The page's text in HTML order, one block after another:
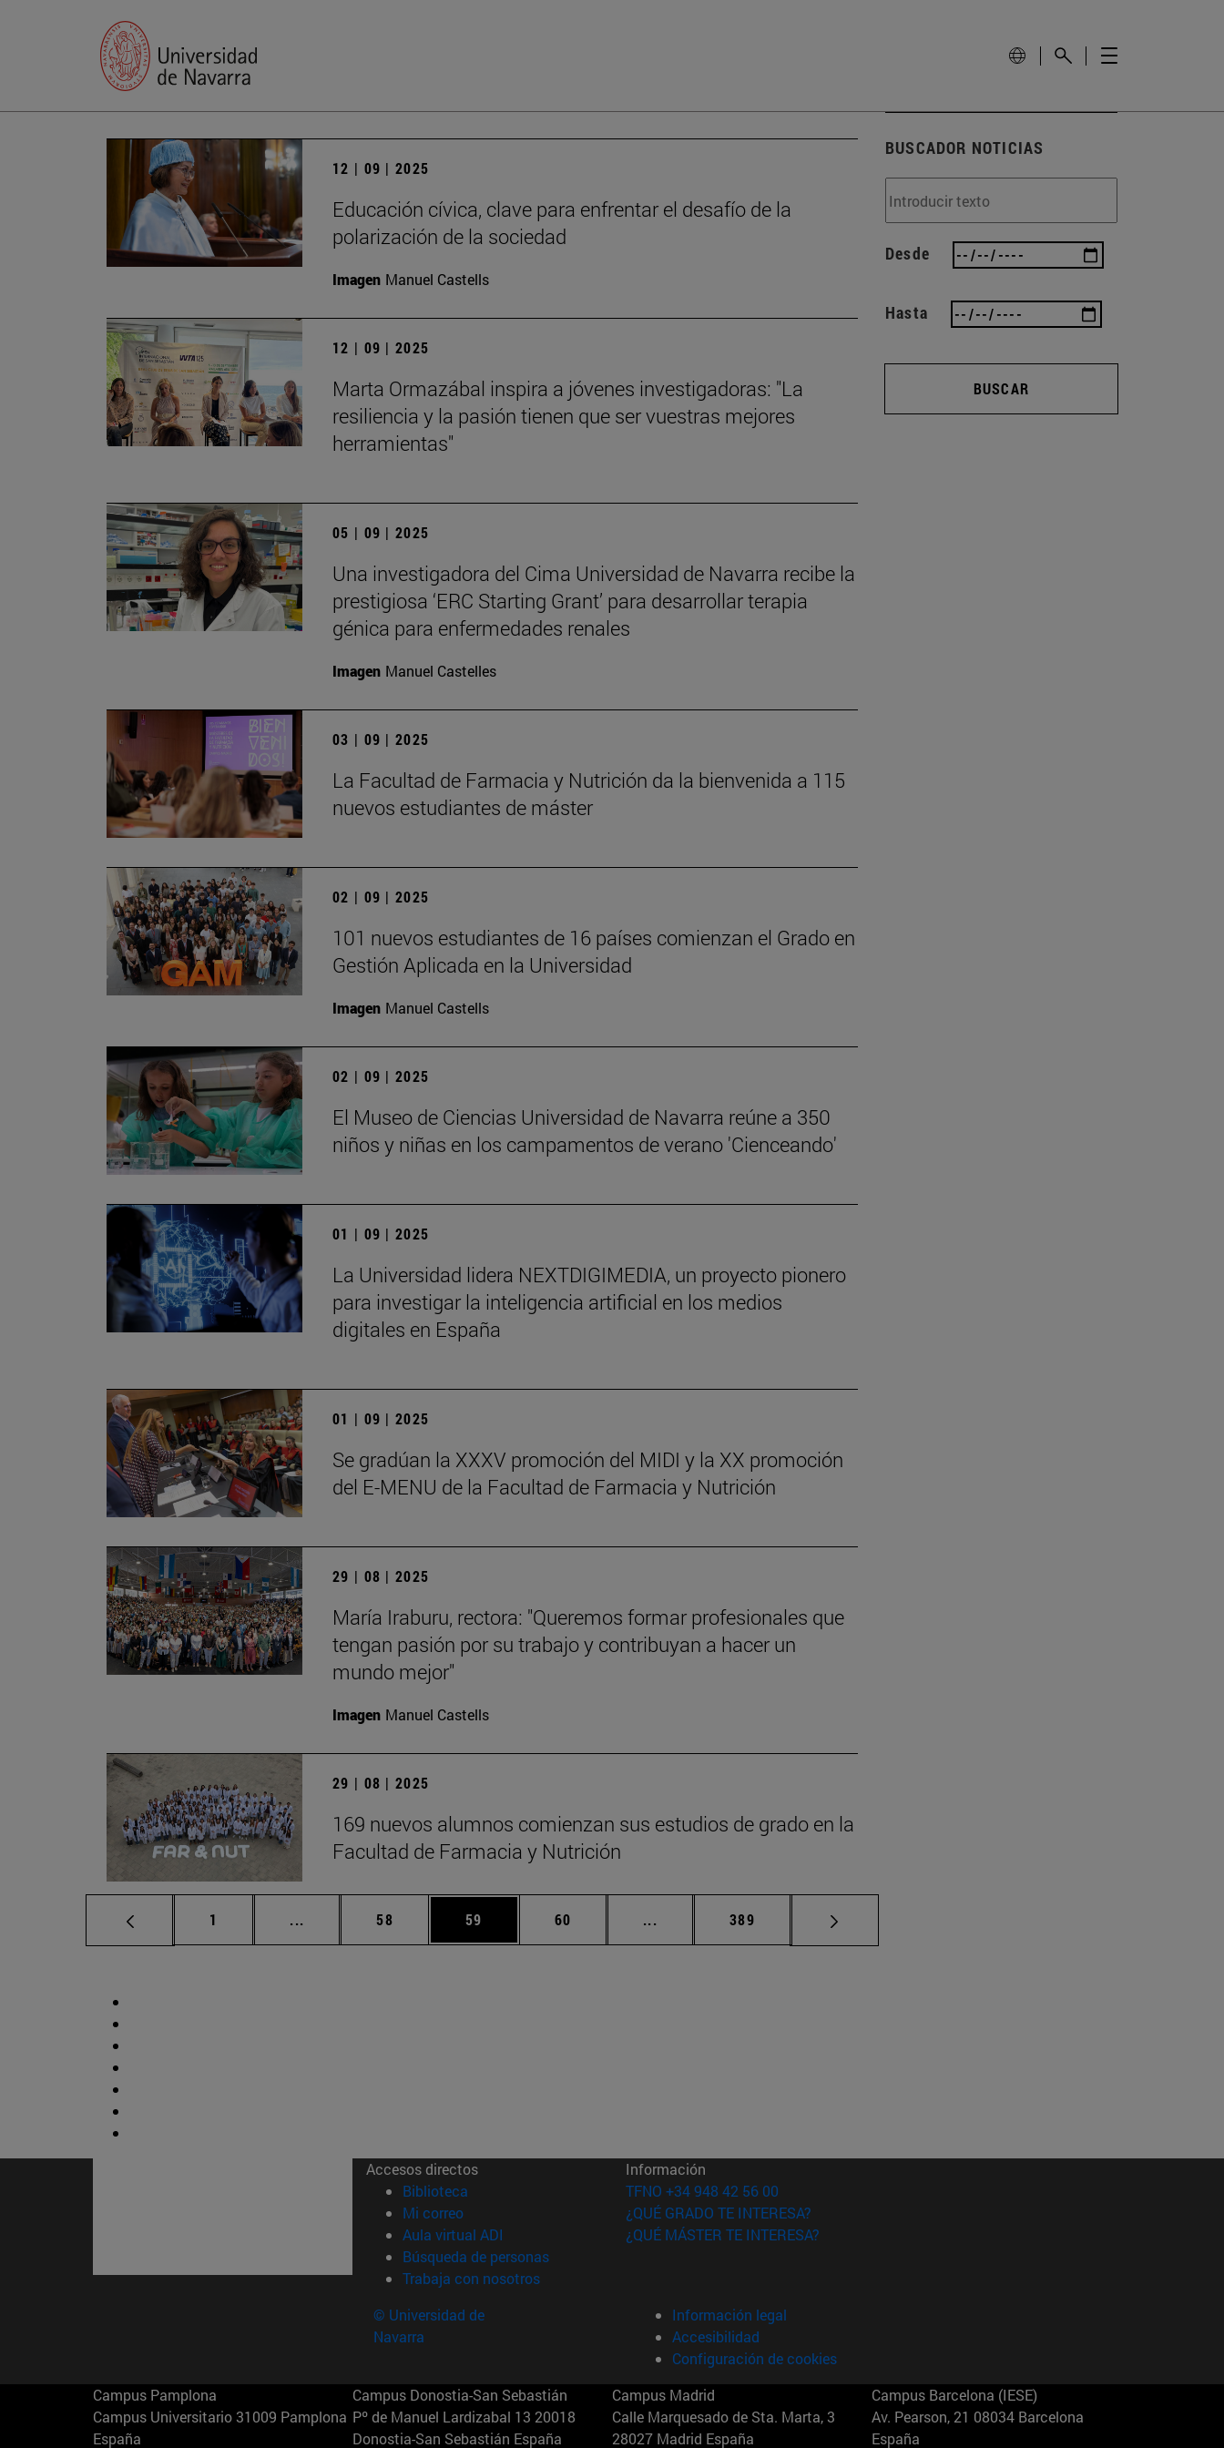
12 | 09 | 2025
Educación cívica, clave para enfrentar el desafío de la
polarización de la sociedad
Imagen Manuel Castells
12 | 09 | 2025
Marta Ormazábal inspira a jóvenes investigadoras: "La
resiliencia y la pasión tienen que ser vuestras mejores
herramientas"
05 | 09 | 2025
Una investigadora del Cima Universidad de Navarra recibe la
prestigiosa ‘ERC Starting Grant’ para desarrollar terapia
génica para enfermedades renales
Imagen Manuel Castelles
03 | 09 | 2025
La Facultad de Farmacia y Nutrición da la bienvenida a 115
nuevos estudiantes de máster
02 | 09 | 2025
101 nuevos estudiantes de 16 países comienzan el Grado en
Gestión Aplicada en la Universidad
Imagen Manuel Castells
02 | 09 | 2025
El Museo de Ciencias Universidad de Navarra reúne a 350
niños y niñas en los campamentos de verano 'Cienceando'
01 | 09 | 2025
La Universidad lidera NEXTDIGIMEDIA, un proyecto pionero
para investigar la inteligencia artificial en los medios
digitales en España
01 | 09 | 2025
Se gradúan la XXXV promoción del MIDI y la XX promoción
del E-MENU de la Facultad de Farmacia y Nutrición
29 | 08 | 2025
María Iraburu, rectora: "Queremos formar profesionales que
tengan pasión por su trabajo y contribuyan a hacer un
mundo mejor"
Imagen Manuel Castells
29 | 08 | 2025
169 nuevos alumnos comienzan sus estudios de grado en la
Facultad de Farmacia y Nutrición
Página
1 ... Páginas intermedias Use TAB para desplazarse.
Página
58 Página
59 Página
60 ... Páginas intermedias Use TAB para desplazarse.
Página
389
BUSCADOR NOTICIAS
Desde
Hasta
BUSCAR
Accesos directos
Biblioteca (abre en nueva ventana)
Mi correo(abre en nueva ventana)
Aula virtual ADI (abre en nueva ventana)
Búsqueda de personas(abre en nueva ventana)
Trabaja con nosotros(abre en nueva ventana)
Información
TFNO +34 948 42 56 00
¿QUÉ GRADO TE INTERESA?
¿QUÉ MÁSTER TE INTERESA?
© Universidad de
Navarra
Información legal
Accesibilidad
Configuración de cookies
Campus Pamplona
Campus Universitario 31009 Pamplona
España
Campus Donostia-San Sebastián
Pº de Manuel Lardizabal 13 20018
Donostia-San Sebastián España
Campus Madrid
Calle Marquesado de Sta. Marta, 3
28027 Madrid España
Campus Barcelona (IESE)
Av. Pearson, 21 08034 Barcelona
España